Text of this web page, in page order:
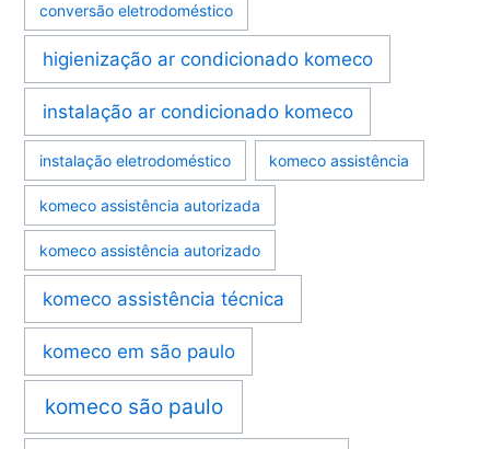
conversão eletrodoméstico
higienização ar condicionado komeco
instalação ar condicionado komeco
instalação eletrodoméstico komeco assistência
komeco assistência autorizada
komeco assistência autorizado
komeco assistência técnica
komeco em são paulo
komeco são paulo